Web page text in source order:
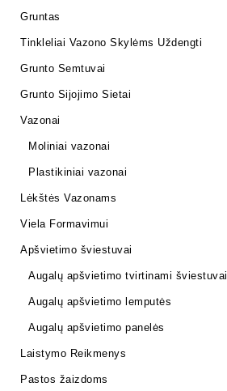
Gruntas
Tinkleliai Vazono Skylėms Uždengti
Grunto Semtuvai
Grunto Sijojimo Sietai
Vazonai
Moliniai vazonai
Plastikiniai vazonai
Lėkštės Vazonams
Viela Formavimui
Apšvietimo šviestuvai
Augalų apšvietimo tvirtinami šviestuvai
Augalų apšvietimo lemputės
Augalų apšvietimo panelės
Laistymo Reikmenys
Pastos žaizdoms